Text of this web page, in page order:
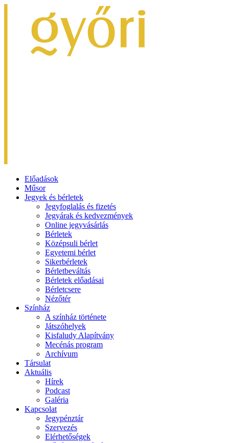
Előadások
Műsor
Jegyek és bérletek
Jegyfoglalás és fizetés
Jegyárak és kedvezmények
Online jegyvásárlás
Bérletek
Középsuli bérlet
Egyetemi bérlet
Sikerbérletek
Bérletbeváltás
Bérletek előadásai
Bérletcsere
Nézőtér
Színház
A színház története
Játszóhelyek
Kisfaludy Alapítvány
Mecénás program
Archívum
Társulat
Aktuális
Hírek
Podcast
Galéria
Kapcsolat
Jegypénztár
Szervezés
Elérhetőségek